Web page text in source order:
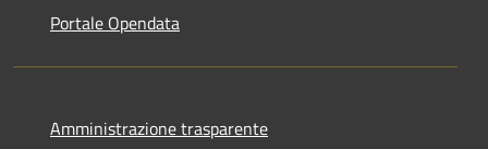
Portale Opendata
Amministrazione trasparente